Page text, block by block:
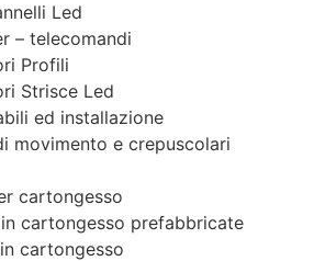
Led
– telecomandi
Profili
Strisce Led
ed installazione
movimento e crepuscolari
cartongesso
cartongesso prefabbricate
cartongesso